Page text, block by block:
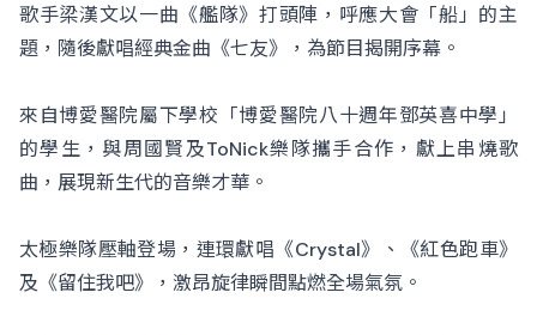
歌手梁漢文以一曲《艦隊》打頭陣，呼應大會「船」的主
題，隨後獻唱經典金曲《七友》，為節目揭開序幕。
來自博愛醫院屬下學校「博愛醫院八十週年鄧英喜中學」
的學生，與周國賢及ToNick樂隊攜手合作，獻上串燒歌
曲，展現新生代的音樂才華。
太極樂隊壓軸登場，連環獻唱《Crystal》、《紅色跑車》
及《留住我吧》，激昂旋律瞬間點燃全場氣氛。